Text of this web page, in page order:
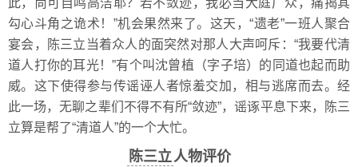
此，尚可自鸣高洁耶？若不敛迹，我必当大庭广众，痛揭其
勾心斗角之诡术！”机会果然来了。这天，“遗老”一班人聚合
宴会，陈三立当着众人的面突然对那人大声呵斥：“我要代清
道人打你的耳光！”有个叫沈曾植（字子培）的同道也起而助
威。这下使得参与传谣诬人者惊羞交加，相与逃席而去。经
此一场，无聊之辈们不得不有所“敛迹”，谣诼平息下来，陈三
立算是帮了“清道人”的一个大忙。
陈三立人物评价